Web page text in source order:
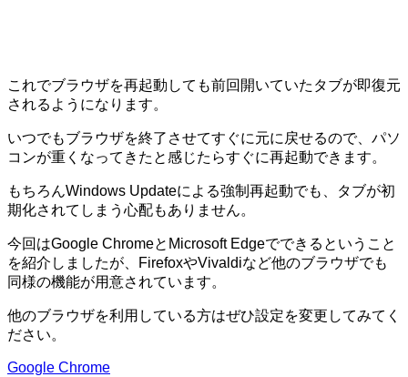
これでブラウザを再起動しても前回開いていたタブが即復元
されるようになります。
いつでもブラウザを終了させてすぐに元に戻せるので、パソ
コンが重くなってきたと感じたらすぐに再起動できます。
もちろんWindows Updateによる強制再起動でも、タブが初
期化されてしまう心配もありません。
今回はGoogle ChromeとMicrosoft Edgeでできるということ
を紹介しましたが、FirefoxやVivaldiなど他のブラウザでも
同様の機能が用意されています。
他のブラウザを利用している方はぜひ設定を変更してみてく
ださい。
Google Chrome